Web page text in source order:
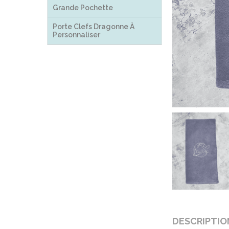
Grande Pochette
Porte Clefs Dragonne À
Personnaliser